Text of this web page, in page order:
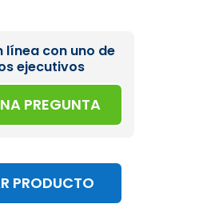
línea con uno de
ejecutivos
PREGUNTA
PRODUCTO